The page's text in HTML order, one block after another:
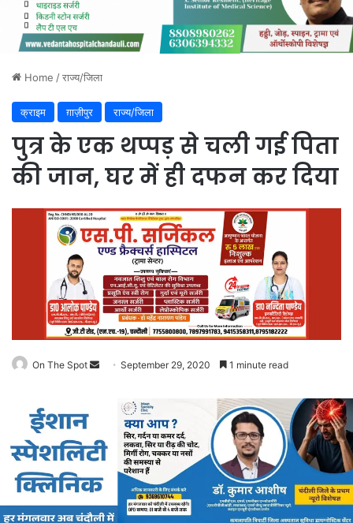
Home /राज्य/जिला
क्राइम ग़ाज़ीपुर राज्य/जिला
पुत्र के एक थप्पड़ से चली गई पिता
की जान, घर में ही दफन कर दिया
On The Spot
Send September 29, 2020 1 minute read